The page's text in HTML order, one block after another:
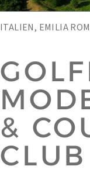
ITALIEN, EMILIA
&